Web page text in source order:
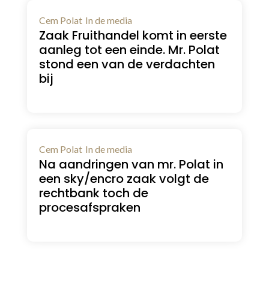
Cem Polat In de media
Zaak Fruithandel komt in eerste
aanleg tot een einde. Mr. Polat
stond een van de verdachten
bij
Cem Polat In de media
Na aandringen van mr. Polat in
een sky/encro zaak volgt de
rechtbank toch de
procesafspraken